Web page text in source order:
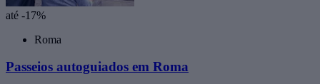
até -17%
Roma
Passeios autoguiados em Roma